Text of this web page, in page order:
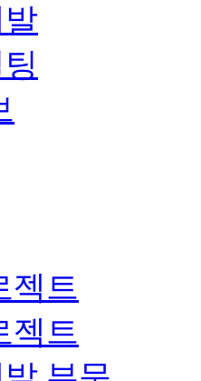
젝트
젝트